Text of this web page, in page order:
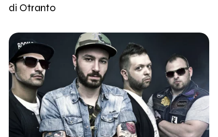
di Otranto